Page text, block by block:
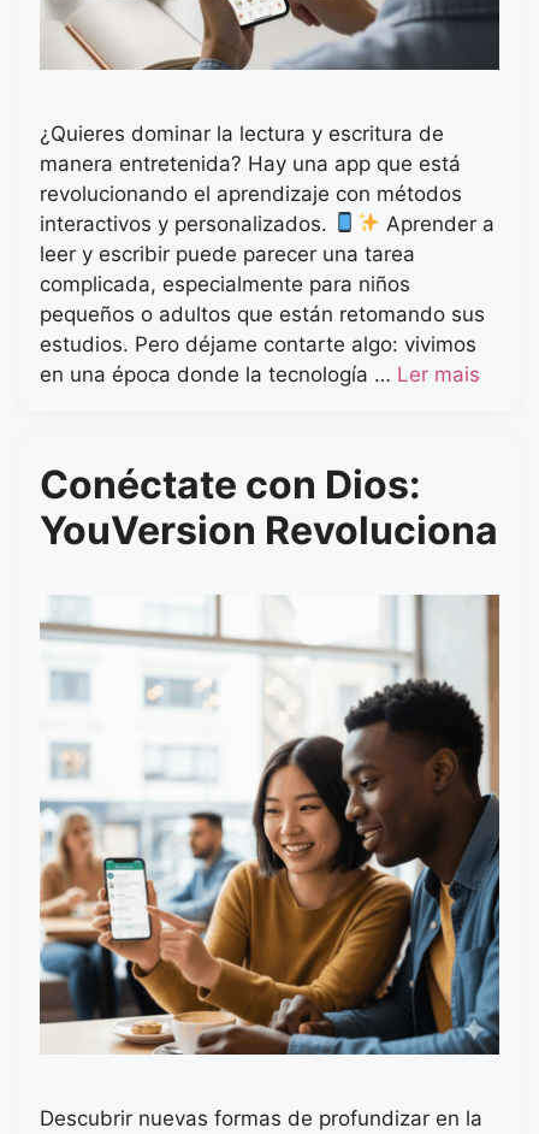
¿Quieres dominar la lectura y escritura de
manera entretenida? Hay una app que está
revolucionando el aprendizaje con métodos
interactivos y personalizados.
Aprender a
leer y escribir puede parecer una tarea
complicada, especialmente para niños
pequeños o adultos que están retomando sus
estudios. Pero déjame contarte algo: vivimos
en una época donde la tecnología … Ler mais
Conéctate con Dios:
YouVersion Revoluciona
Descubrir nuevas formas de profundizar en la